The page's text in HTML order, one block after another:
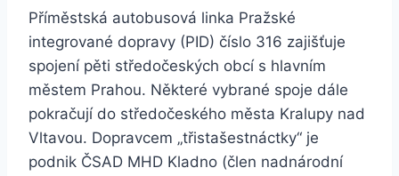
Příměstská autobusová linka Pražské
integrované dopravy (PID) číslo 316 zajišťuje
spojení pěti středočeských obcí s hlavním
městem Prahou. Některé vybrané spoje dále
pokračují do středočeského města Kralupy nad
Vltavou. Dopravcem „třistašestnáctky“ je
podnik ČSAD MHD Kladno (člen nadnárodní